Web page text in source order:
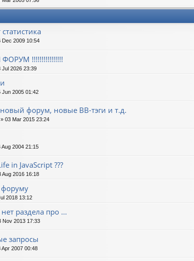
Dec 2009 10:54
!!!!!!!!!!!!!!!!
Jul 2026 23:39
Jun 2005 01:42
форум, новые BB-тэги и т.д.
» 03 Mar 2015 23:24
Aug 2004 21:15
in JavaScript ???
Aug 2016 16:18
2018 13:12
раздела про ...
Nov 2013 17:33
запросы
Apr 2007 00:48